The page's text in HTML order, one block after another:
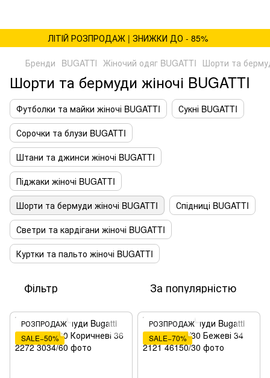
ЛІТІЙ РОЗПРОДАЖ | ЗНИЖКИ ДО - 85%
Бренди BUGATTІ Жіночий одяг BUGATTI Шорти та
Шорти та бермуди жіночі BUGATTI
Футболки та майки жіночі BUGATTI
Сукні BUGATTI
Сорочки та блузи BUGATTI
Штани та джинси жіночі BUGATTI
Піджаки жіночі BUGATTI
Шорти та бермуди жіночі BUGATTI
Спідниці BUGATTI
Светри та кардігани жіночі BUGATTI
Куртки та пальто жіночі BUGATTI
Фільтр За популярністю
РОЗПРОДАЖ
SALE−50%
РОЗПРОДАЖ
SALE−70%